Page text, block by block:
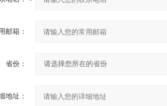
邮箱：
省份：
地址：